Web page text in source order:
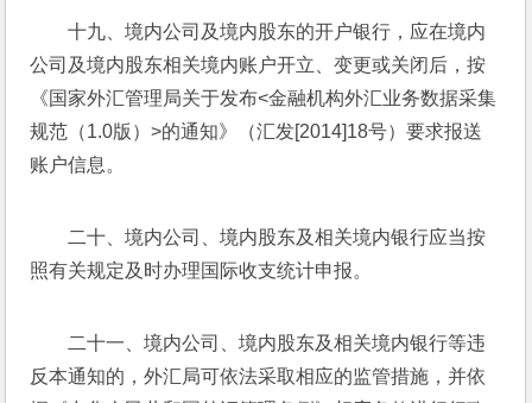
十九、境内公司及境内股东的开户银行，应在境内
公司及境内股东相关境内账户开立、变更或关闭后，按
《国家外汇管理局关于发布<金融机构外汇业务数据采集
规范（1.0版）>的通知》（汇发[2014]18号）要求报送
账户信息。
二十、境内公司、境内股东及相关境内银行应当按
照有关规定及时办理国际收支统计申报。
二十一、境内公司、境内股东及相关境内银行等违
反本通知的，外汇局可依法采取相应的监管措施，并依